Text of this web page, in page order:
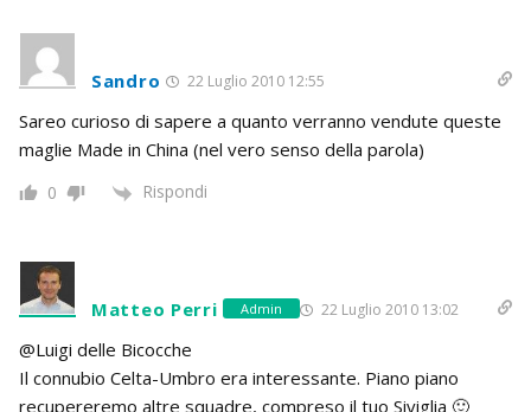
Sandro 22 Luglio 2010 12:55
Sareo curioso di sapere a quanto verranno vendute queste
maglie Made in China (nel vero senso della parola)
0 Rispondi
Matteo Perri Admin 22 Luglio 2010 13:02
@Luigi delle Bicocche
Il connubio Celta-Umbro era interessante. Piano piano
recupereremo altre squadre, compreso il tuo Siviglia 🙂